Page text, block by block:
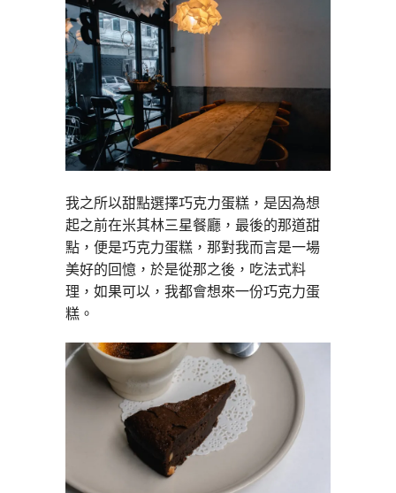
我之所以甜點選擇巧克力蛋糕，是因為想
起之前在米其林三星餐廳，最後的那道甜
點，便是巧克力蛋糕，那對我而言是一場
美好的回憶，於是從那之後，吃法式料
理，如果可以，我都會想來一份巧克力蛋
糕。